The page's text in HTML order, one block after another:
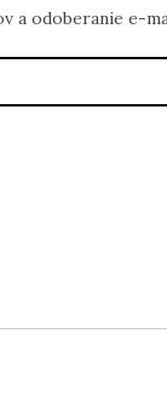
a odoberanie e-